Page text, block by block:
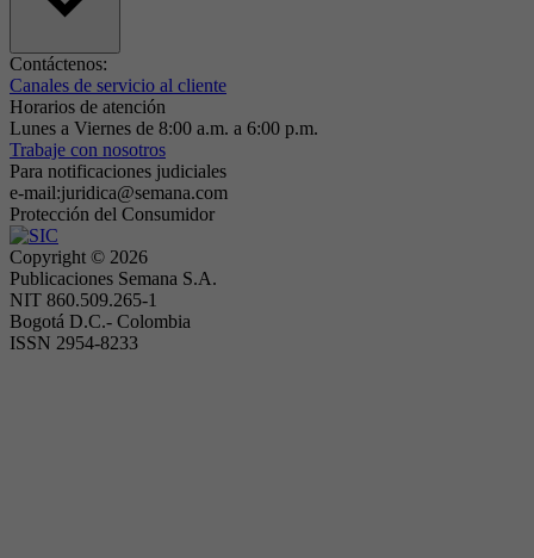
Contáctenos:
Canales de servicio al cliente
Horarios de atención
Lunes a Viernes de 8:00 a.m. a 6:00 p.m.
Trabaje con nosotros
Para notificaciones judiciales
e-mail:juridica@semana.com
Protección del Consumidor
Copyright © 2026
Publicaciones Semana S.A.
NIT 860.509.265-1
Bogotá D.C.- Colombia
ISSN 2954-8233